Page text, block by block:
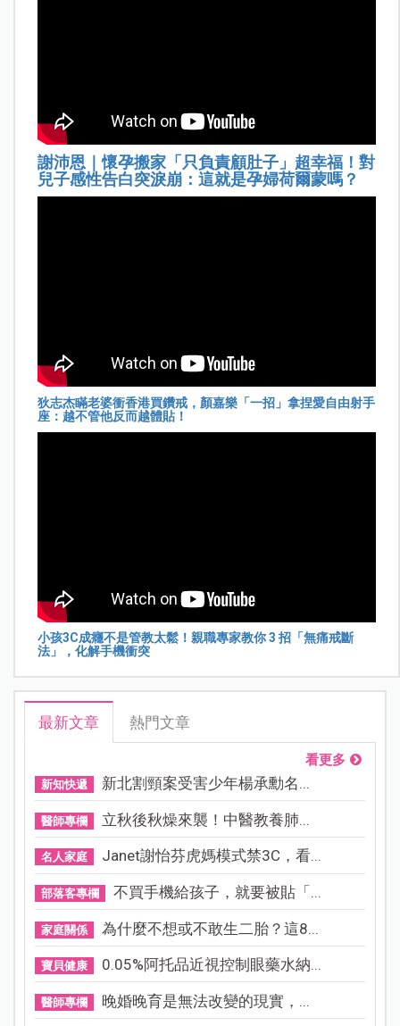
謝沛恩｜懷孕搬家「只負責顧肚子」超幸福！對
兒子感性告白突淚崩：這就是孕婦荷爾蒙嗎？
狄志杰瞞老婆衝香港買鑽戒，顏嘉樂「一招」拿捏愛自由射手
座：越不管他反而越體貼！
小孩3C成癮不是管教太鬆！親職專家教你 3 招「無痛戒斷
法」，化解手機衝突
最新文章 熱門文章
看更多
新知快遞 新北割頸案受害少年楊承勳名...
醫師專欄 立秋後秋燥來襲！中醫教養肺...
名人家庭 Janet謝怡芬虎媽模式禁3C，看...
部落客專欄 不買手機給孩子，就要被貼「...
家庭關係 為什麼不想或不敢生二胎？這8...
寶貝健康 0.05%阿托品近視控制眼藥水納...
醫師專欄 晚婚晚育是無法改變的現實，...